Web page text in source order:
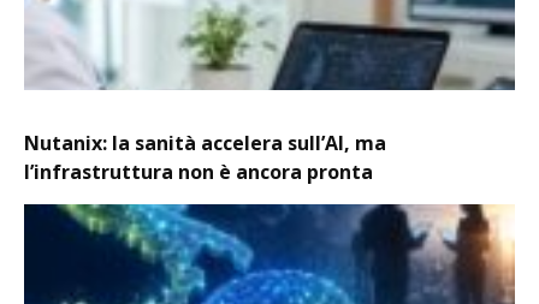
Nutanix: la sanità accelera sull’AI, ma
l’infrastruttura non è ancora pronta